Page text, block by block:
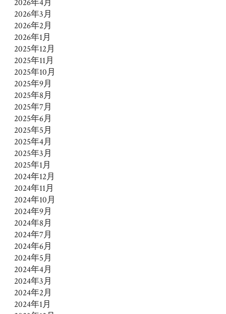
2026年4月
2026年3月
2026年2月
2026年1月
2025年12月
2025年11月
2025年10月
2025年9月
2025年8月
2025年7月
2025年6月
2025年5月
2025年4月
2025年3月
2025年1月
2024年12月
2024年11月
2024年10月
2024年9月
2024年8月
2024年7月
2024年6月
2024年5月
2024年4月
2024年3月
2024年2月
2024年1月